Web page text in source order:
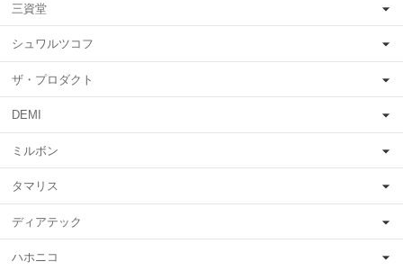
三資堂
シュワルツコフ
ザ・プロダクト
DEMI
ミルボン
タマリス
ディアテック
ハホニコ